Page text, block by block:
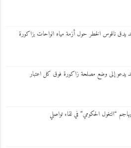
يدق ناقوس الخطر حول أزمة مياه الواحات بزاكورة
يدعو إلى وضع مصلحة زاكورة فوق كل اعتبار
“التغول الحكومي” في لقاء تواصلي